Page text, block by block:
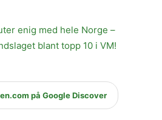
enig med hele Norge –
blant topp 10 i VM!
på Google Discover